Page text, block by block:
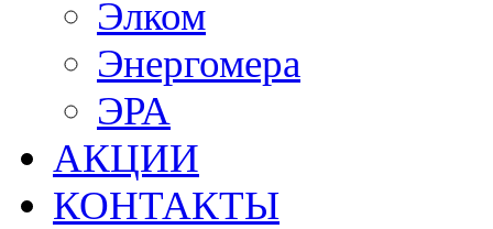
Элком
Энергомера
ЭРА
АКЦИИ
КОНТАКТЫ